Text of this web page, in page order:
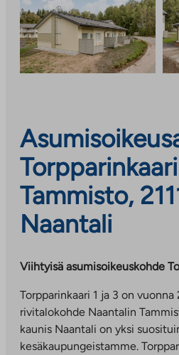
Tammisto,
Naantali
Viihtyisä asumisoikeuskohde
Torpparinkaari 1 ja 3 on
rivitalokohde Naantalin
kaunis Naantali on yksi
kesäkaupungeistamme.